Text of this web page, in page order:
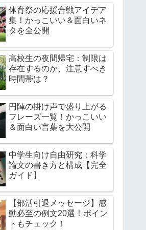
体育祭の応援合戦アイデア
集！かっこいい＆面白いネ
タを全公開
高校生の夜間帰宅：制限は
存在するのか、注意すべき
時間帯は？
円陣の掛け声で盛り上がる
フレーズ一覧！かっこいい
＆面白い言葉を大公開
中学生向け自由研究：科学
論文の書き方と構成【完全
ガイド】
【部活引退メッセージ】感
動必至の例文20選！ポイン
トもチェック！